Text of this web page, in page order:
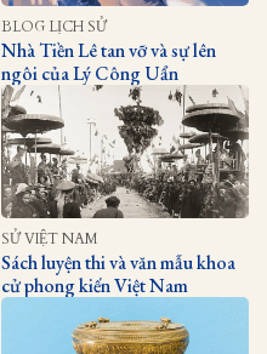
BLOG LỊCH SỬ
Nhà Tiền Lê tan vỡ và sự lên
ngôi của Lý Công Uẩn
SỬ VIỆT NAM
Sách luyện thi và văn mẫu khoa
cử phong kiến Việt Nam